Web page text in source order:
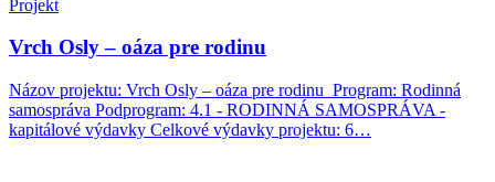
Projekt
Vrch Osly – oáza pre rodinu
Názov projektu: Vrch Osly – oáza pre rodinu Program: Rodinná
samospráva Podprogram: 4.1 - RODINNÁ SAMOSPRÁVA -
kapitálové výdavky Celkové výdavky projektu: 6…